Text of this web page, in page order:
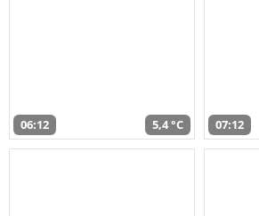
06:12 5,4 °C 07:12